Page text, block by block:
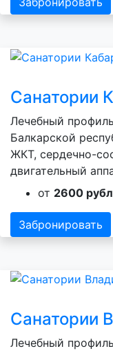
Санатории
Лечебный
Балкарской
ЖКТ, сердечно-
двигательный
от 2600
Забронировать
Санатории
Лечебный